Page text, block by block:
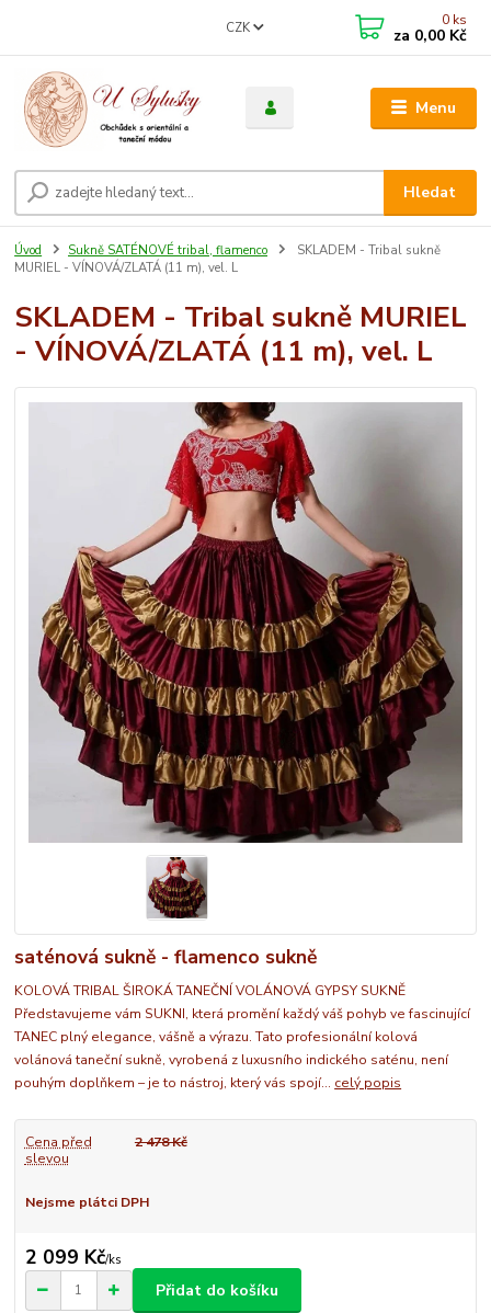
Menu
CZK
Hledat
0 ks
za 0,00 Kč
Úvod Sukně SATÉNOVÉ tribal, flamenco
SKLADEM - Tribal sukně
MURIEL - VÍNOVÁ/ZLATÁ (11 m), vel. L
SKLADEM - Tribal sukně MURIEL
- VÍNOVÁ/ZLATÁ (11 m), vel. L
saténová sukně - flamenco sukně
KOLOVÁ TRIBAL ŠIROKÁ TANEČNÍ VOLÁNOVÁ GYPSY SUKNĚ
Představujeme vám SUKNI, která promění každý váš pohyb ve fascinující
TANEC plný elegance, vášně a výrazu. Tato profesionální kolová
volánová taneční sukně, vyrobená z luxusního indického saténu, není
pouhým doplňkem – je to nástroj, který vás spojí... celý popis
Cena před
slevou
2 478 Kč
Nejsme plátci DPH
2 099 Kč/ks
Přidat do košíku